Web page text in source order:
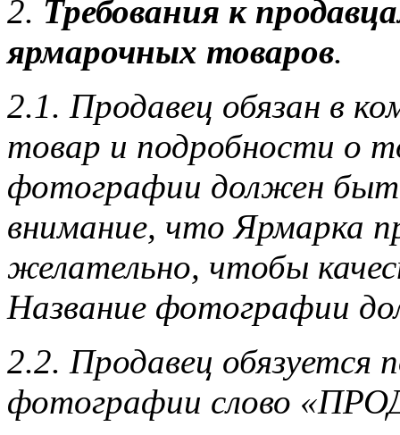
2. Требования к
ярмарочных товаров.
2.1. Продавец обязан в
товар и подробности о
фотографии должен
внимание, что Ярмарка
желательно, чтобы
Название фотографии
2.2. Продавец обязуется
фотографии слово